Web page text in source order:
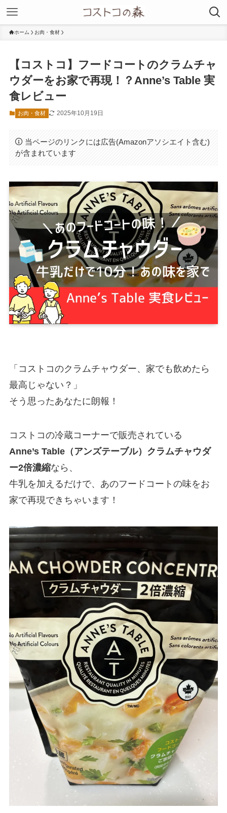
ホーム お肉・食材
【コストコ】フードコートのクラムチャ
ウダーをお家で再現！？Anne’s Table 実
食レビュー
お肉・食材 2025年10月19日
当ページのリンクには広告(Amazonアソシエイト含む)
が含まれています
「コストコのクラムチャウダー、家でも飲めたら
最高じゃない？」
そう思ったあなたに朗報！
コストコの冷蔵コーナーで販売されている
Anne’s Table（アンズテーブル）クラムチャウダ
ー2倍濃縮なら、
牛乳を加えるだけで、あのフードコートの味をお
家で再現できちゃいます！